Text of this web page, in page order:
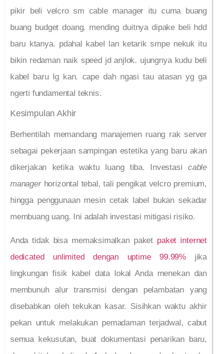
pikir beli velcro sm cable manager itu cuma buang
buang budget doang. mending duitnya dipake beli hdd
baru ktanya. pdahal kabel lan ketarik smpe nekuk itu
bikin redaman naik speed jd anjlok. ujungnya kudu beli
kabel baru lg kan. cape dah ngasi tau atasan yg ga
ngerti fundamental teknis.
Kesimpulan Akhir
Berhentilah memandang manajemen ruang rak server
sebagai pekerjaan sampingan estetika yang baru akan
dikerjakan ketika waktu luang tiba. Investasi cable
managerhorizontal tebal, tali pengikat velcro premium,
hingga penggunaan mesin cetak label bukan sekadar
membuang uang. Ini adalah investasi mitigasi risiko.
Anda tidak bisa memaksimalkan paket paket internet
dedicated unlimited dengan uptime 99.99% jika
lingkungan fisik kabel data lokal Anda menekan dan
membunuh alur transmisi dengan pelambatan yang
disebabkan oleh tekukan kasar. Sisihkan waktu akhir
pekan untuk melakukan pemadaman terjadwal, cabut
semua kekusutan, buat dokumentasi penarikan baru,